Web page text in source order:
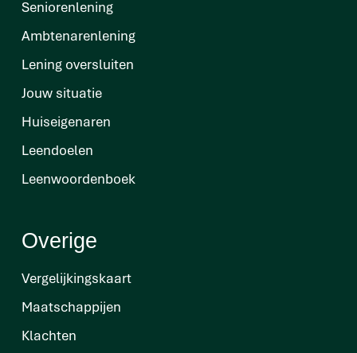
Seniorenlening
Ambtenarenlening
Lening oversluiten
Jouw situatie
Huiseigenaren
Leendoelen
Leenwoordenboek
Overige
Vergelijkingskaart
Maatschappijen
Klachten